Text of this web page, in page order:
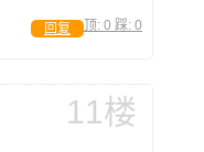
顶: 0 踩: 0
回复
11楼